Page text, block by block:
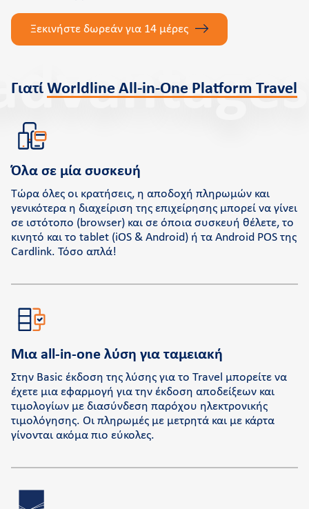
Ξεκινήστε δωρεάν για 14 μέρες
Γιατί Worldline All-in-One Platform Travel
Όλα σε μία συσκευή
Τώρα όλες οι κρατήσεις, η αποδοχή πληρωμών και
γενικότερα η διαχείριση της επιχείρησης μπορεί να γίνει
σε ιστότοπο (browser) και σε όποια συσκευή θέλετε, το
κινητό και το tablet (iOS & Αndroid) ή τα Android POS της
Cardlink. Τόσο απλά!
Μια all-in-one λύση για ταμειακή
Στην Basic έκδοση της λύσης για το Travel μπορείτε να
έχετε μια εφαρμογή για την έκδοση αποδείξεων και
τιμολογίων με διασύνδεση παρόχου ηλεκτρονικής
τιμολόγησης. Οι πληρωμές με μετρητά και με κάρτα
γίνονται ακόμα πιο εύκολες.